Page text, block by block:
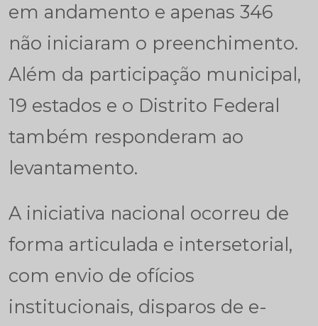
em andamento e apenas 346
não iniciaram o preenchimento.
Além da participação municipal,
19 estados e o Distrito Federal
também responderam ao
levantamento.
A iniciativa nacional ocorreu de
forma articulada e intersetorial,
com envio de ofícios
institucionais, disparos de e-